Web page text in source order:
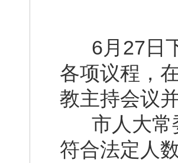
6月27日下
各项议程，
教主持会议
市人大常
符合法定人数